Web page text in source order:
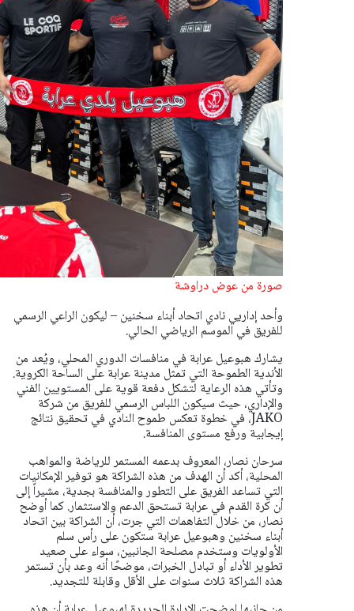
صورة من عوض دراوشة
وأحد إداريي نادي اتحاد أبناء سخنين – ليكون الراعي الرسمي
للفريق في الموسم الرياضي الحالي.
يشارك هبوعيل عرابة في منافسات الدوري المحلي، ويُعد من
الأندية الطموحة التي تمثل مدينة عرابة على الساحة الكروية.
وتأتي هذه الرعاية لتشكل دفعة قوية على المستويين الفني
والإداري، حيث سيكون اللباس الرسمي للفريق من شركة
JAKO، في خطوة تعكس طموح النادي في تحقيق نتائج
إيجابية ورفع مستوى المنافسة.
سرحان نصار، المعروف بدعمه المستمر للرياضة والمواهب
المحلية، أكد أن الهدف من هذه الشراكة هو توفير الإمكانيات
التي تساعد الفريق على التطور والمنافسة بجدية، مشيراً إلى
أن كرة القدم في عرابة تستحق الدعم والاستثمار. كما أوضح
نصار، من خلال التفاهمات التي جرت، أن الشراكة بين اتحاد
أبناء سخنين وهبوعيل عرابة ستكون على رأس سلم
الأولويات وستخدم مصلحة الجانبين، سواء على صعيد
تطوير الأداء أو تبادل الخبرات، موضحًا أنه وعد بأن تستمر
هذه الشراكة ثلاث سنوات على الأقل وقابلة للتجديد.